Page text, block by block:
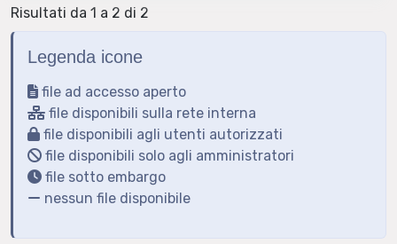
Risultati da 1 a 2 di 2
Legenda icone
file ad accesso aperto
file disponibili sulla rete interna
file disponibili agli utenti autorizzati
file disponibili solo agli amministratori
file sotto embargo
nessun file disponibile